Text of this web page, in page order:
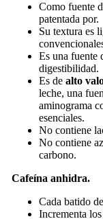
Como fuente
patentada por.
Su textura es
Es una fuente
digestibilidad.
Es de alto
leche, una
aminograma
esenciales.
No contiene
No contiene
carbono.
Cafeína anhidra.
Cada batido
Incrementa